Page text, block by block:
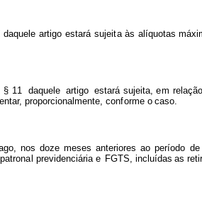
daquele artigo estará sujeita às alíquotasmáxi
§ 11 daquele artigo estará sujeita, em relação
entar, proporcionalmente, conforme o caso.
o, nos doze meses anteriores ao período de
patronal previdenciária e FGTS, incluídas as